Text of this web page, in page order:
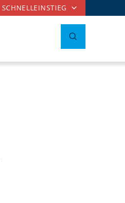
SCHNELLEINSTIEG